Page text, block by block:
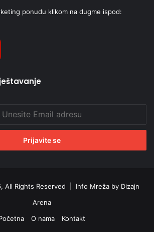
ponudu klikom na dugme ispod:
All Rights Reserved | Info Mreža by Dizajn
Arena
O nama Kontakt